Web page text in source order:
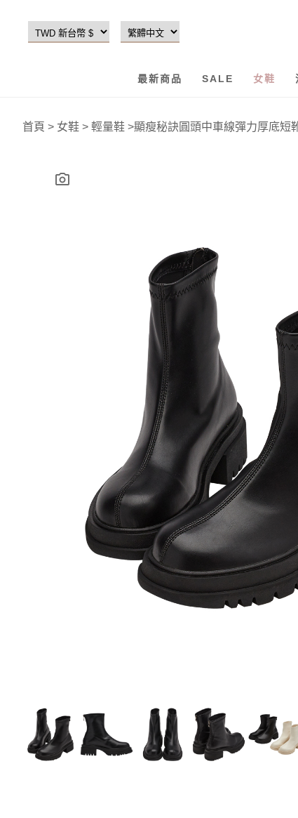
最新商品 SALE 女鞋
首頁 > 女鞋 > 輕量鞋 >顯瘦秘訣圓頭中車線彈力厚底短